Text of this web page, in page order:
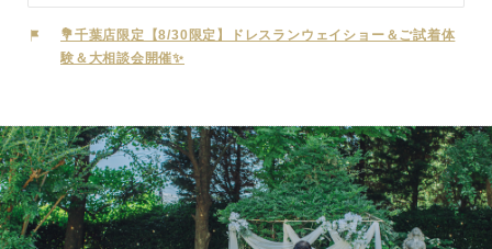
💐千葉店限定【8/30限定】ドレスランウェイショー＆ご試着体
験＆大相談会開催✨